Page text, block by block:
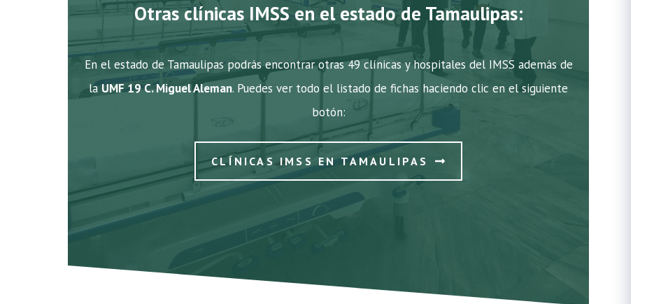
Otras clínicas IMSS en el estado de Tamaulipas:
En el estado de Tamaulipas podrás encontrar otras 49 clínicas y hospitales del IMSS además de
la UMF 19 C. Miguel Aleman. Puedes ver todo el listado de fichas haciendo clic en el siguiente
botón:
CLÍNICAS IMSS EN TAMAULIPAS